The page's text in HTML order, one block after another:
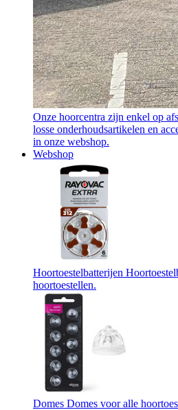
Onze hoorcentra zijn enkel op
losse onderhoudsartikelen en
in onze webshop.
Webshop
Hoortoestelbatterijen
hoortoestellen.
Domes Domes voor alle